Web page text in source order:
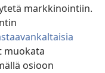
markkinointiin.
muokata
osioon